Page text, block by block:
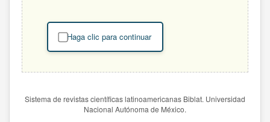
Haga clic para continuar
Sistema de revistas científicas latinoamericanas Biblat. Universidad
Nacional Autónoma de México.